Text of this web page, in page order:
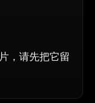
，请先把它留